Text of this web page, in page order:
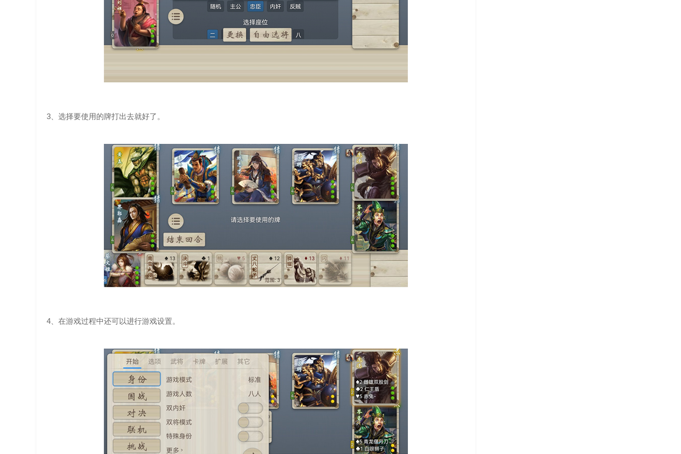
3、选择要使用的牌打出去就好了。
4、在游戏过程中还可以进行游戏设置。